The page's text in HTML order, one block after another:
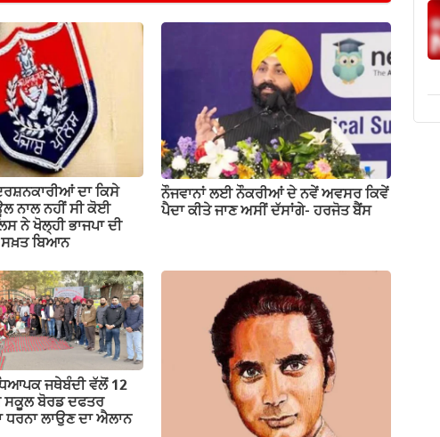
ਦਾ ਕਿਸੇ
ਨਾਲ ਨਹੀਂ ਸੀ ਕੋਈ
ਨੇ ਖੋਲ੍ਹੀ ਭਾਜਪਾ ਦੀ
ਸਖ਼ਤ ਬਿਆਨ
ਨੌਜਵਾਨਾਂ ਲਈ ਨੌਕਰੀਆਂ ਦੇ ਨਵੇਂ ਅਵਸਰ ਕਿਵੇਂ
ਪੈਦਾ ਕੀਤੇ ਜਾਣ ਅਸੀਂ ਦੱਸਾਂਗੇ- ਹਰਜੋਤ ਬੈਂਸ
ਜਥੇਬੰਦੀ ਵੱਲੋਂ 12
ਸਕੂਲ ਬੋਰਡ ਦਫਤਰ
ਧਰਨਾ ਲਾਉਣ ਦਾ ਐਲਾਨ